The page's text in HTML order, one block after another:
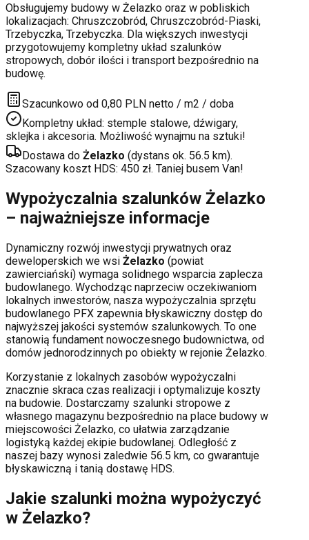
Obsługujemy budowy w Żelazko oraz w pobliskich
lokalizacjach: Chruszczobród, Chruszczobród-Piaski,
Trzebyczka, Trzebyczka. Dla większych inwestycji
przygotowujemy kompletny układ szalunków
stropowych, dobór ilości i transport bezpośrednio na
budowę.
Szacunkowo od 0,80 PLN netto / m2 / doba
Kompletny układ: stemple stalowe, dźwigary,
sklejka i akcesoria. Możliwość wynajmu na sztuki!
Dostawa do Żelazko (dystans ok. 56.5 km).
Szacowany koszt HDS: 450 zł. Taniej busem Van!
Wypożyczalnia szalunków Żelazko
– najważniejsze informacje
Dynamiczny rozwój inwestycji prywatnych oraz
deweloperskich we wsi Żelazko (powiat
zawierciański) wymaga solidnego wsparcia zaplecza
budowlanego. Wychodząc naprzeciw oczekiwaniom
lokalnych inwestorów, nasza wypożyczalnia sprzętu
budowlanego PFX zapewnia błyskawiczny dostęp do
najwyższej jakości systemów szalunkowych. To one
stanowią fundament nowoczesnego budownictwa, od
domów jednorodzinnych po obiekty w rejonie Żelazko.
Korzystanie z lokalnych zasobów wypożyczalni
znacznie skraca czas realizacji i optymalizuje koszty
na budowie. Dostarczamy szalunki stropowe z
własnego magazynu bezpośrednio na place budowy w
miejscowości Żelazko, co ułatwia zarządzanie
logistyką każdej ekipie budowlanej. Odległość z
naszej bazy wynosi zaledwie 56.5 km, co gwarantuje
błyskawiczną i tanią dostawę HDS.
Jakie szalunki można wypożyczyć
w Żelazko?